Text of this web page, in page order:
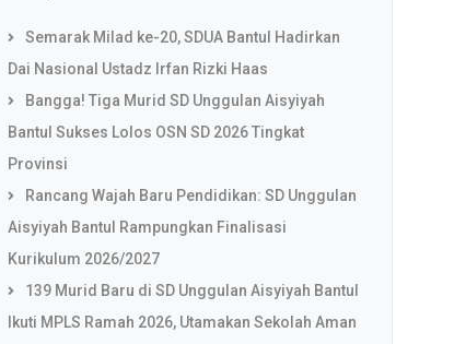
Semarak Milad ke-20, SDUA Bantul Hadirkan
Dai Nasional Ustadz Irfan Rizki Haas
Bangga! Tiga Murid SD Unggulan Aisyiyah
Bantul Sukses Lolos OSN SD 2026 Tingkat
Provinsi
Rancang Wajah Baru Pendidikan: SD Unggulan
Aisyiyah Bantul Rampungkan Finalisasi
Kurikulum 2026/2027
139 Murid Baru di SD Unggulan Aisyiyah Bantul
Ikuti MPLS Ramah 2026, Utamakan Sekolah Aman